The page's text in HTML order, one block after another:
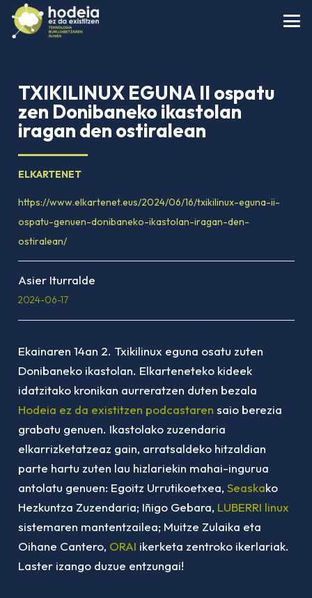
TXIKILINUX EGUNA II ospatu
zen Donibaneko ikastolan
iragan den ostiralean
ELKARTENET
https://www.elkartenet.eus/2024/06/16/txikilinux-eguna-ii-
ospatu-genuen-donibaneko-ikastolan-iragan-den-
ostiralean/
Asier Iturralde
2024-06-17
Ekainaren 14an 2. Txikilinux eguna osatu zuten
Donibaneko ikastolan. Elkarteneteko kideek
idatzitako kronikan aurreratzen duten bezala
Hodeia ez da existitzen podcastaren saio berezia
grabatu genuen. Ikastolako zuzendaria
elkarrizketatzeaz gain, arratsaldeko hitzaldian
parte hartu zuten lau hizlariekin mahai-ingurua
antolatu genuen: Egoitz Urrutikoetxea, Seaskako
Hezkuntza Zuzendaria; Iñigo Gebara, LUBERRI linux
sistemaren mantentzailea; Muitze Zulaika eta
Oihane Cantero, ORAI ikerketa zentroko ikerlariak.
Laster izango duzue entzungai!